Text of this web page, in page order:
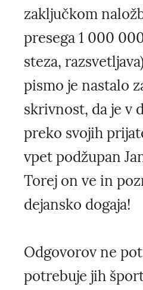
zaključkom
presega 1 000
steza,
pismo je nastalo
skrivnost, da je v
preko svojih
vpet podžupan
Torej on ve in
dejansko dogaja!
Odgovorov ne
potrebuje jih